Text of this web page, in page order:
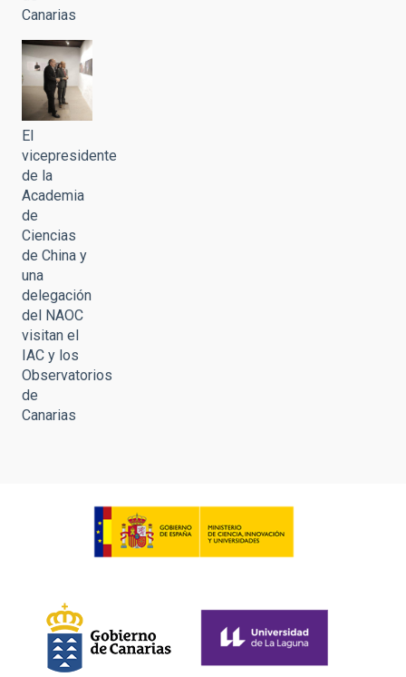
Canarias
El
vicepresidente
de la
Academia
de
Ciencias
de China y
una
delegación
del NAOC
visitan el
IAC y los
Observatorios
de
Canarias